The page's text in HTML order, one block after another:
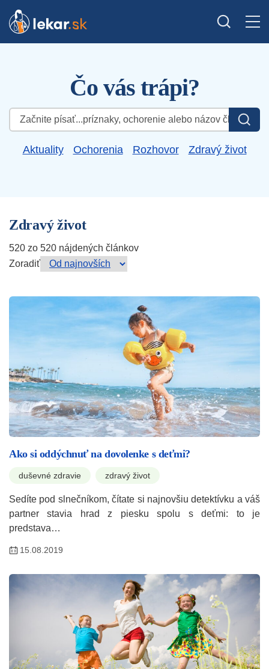
Čo vás trápi?
Hľadať:
Aktuality Ochorenia Rozhovor Zdravý život
Zdravý život
520 zo 520 nájdených článkov
Zoradiť
Ako si oddýchnuť na dovolenke s deťmi?
duševné zdravie zdravý život
Sedíte pod slnečníkom, čítate si najnovšiu detektívku a váš
partner stavia hrad z piesku spolu s deťmi: to je
predstava…
15.08.2019